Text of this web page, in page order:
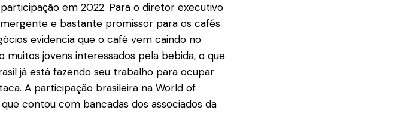
em 2022. Para o diretor executivo
e bastante promissor para os cafés
evidencia que o café vem caindo no
jovens interessados pela bebida, o que
já está fazendo seu trabalho para ocupar
A participação brasileira na World of
contou com bancadas dos associados da